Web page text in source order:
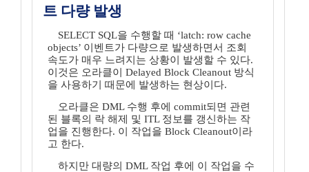
트 다량 발생
SELECT SQL을 수행할 때 ‘latch: row cache
objects’ 이벤트가 다량으로 발생하면서 조회
속도가 매우 느려지는 상황이 발생할 수 있다.
이것은 오라클이 Delayed Block Cleanout 방식
을 사용하기 때문에 발생하는 현상이다.
오라클은 DML 수행 후에 commit되면 관련
된 블록의 락 해제 및 ITL 정보를 갱신하는 작
업을 진행한다. 이 작업을 Block Cleanout이라
고 한다.
하지만 대량의 DML 작업 후에 이 작업을 수